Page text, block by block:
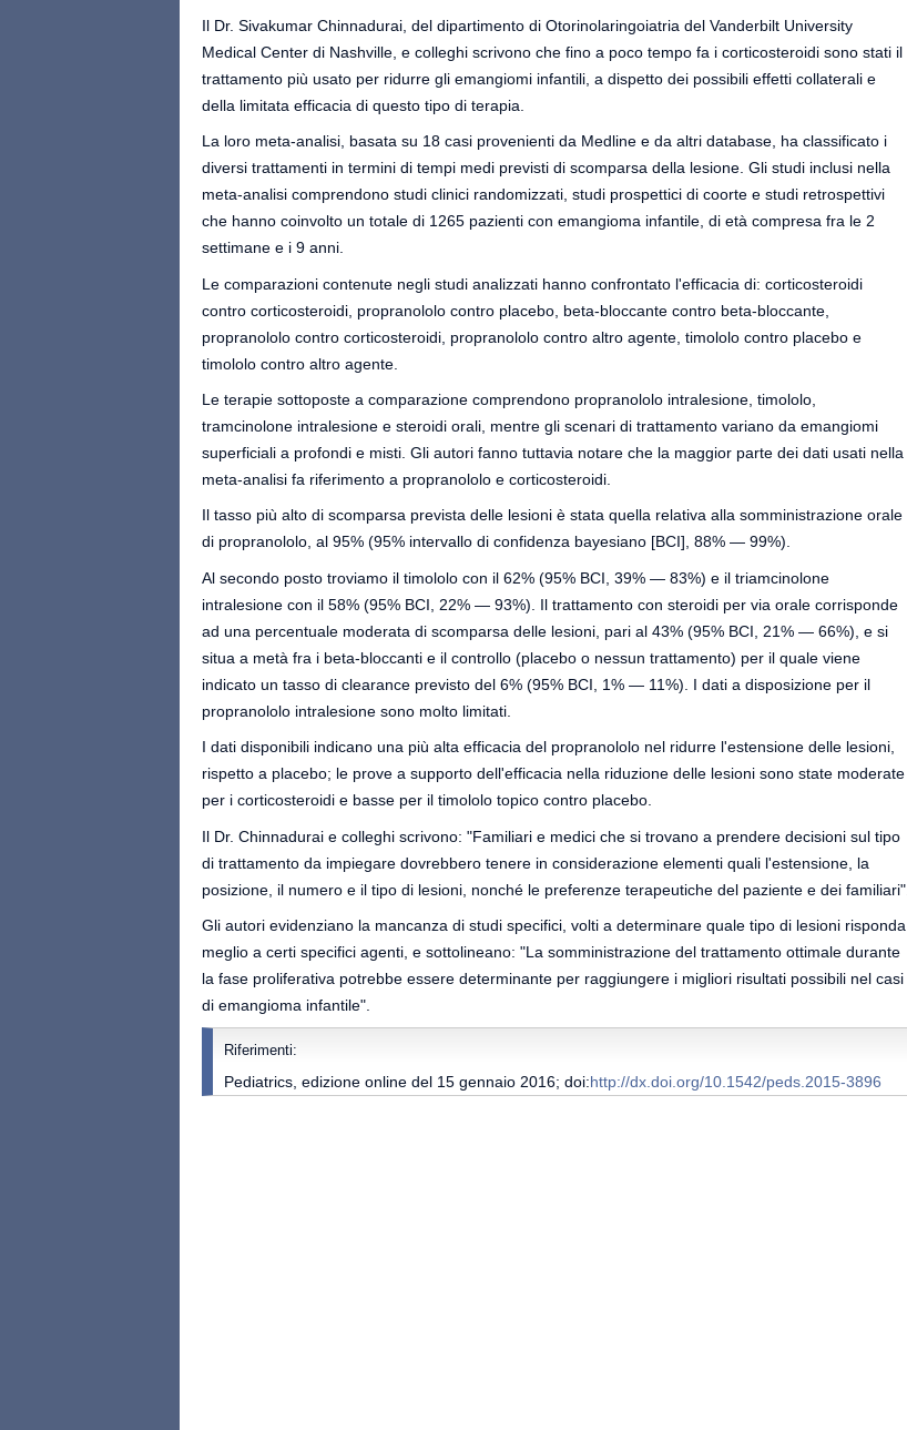
Il Dr. Sivakumar Chinnadurai, del dipartimento di Otorinolaringoiatria del Vanderbilt University
Medical Center di Nashville, e colleghi scrivono che fino a poco tempo fa i corticosteroidi sono stati il
trattamento più usato per ridurre gli emangiomi infantili, a dispetto dei possibili effetti collaterali e
della limitata efficacia di questo tipo di terapia.
La loro meta-analisi, basata su 18 casi provenienti da Medline e da altri database, ha classificato i
diversi trattamenti in termini di tempi medi previsti di scomparsa della lesione. Gli studi inclusi nella
meta-analisi comprendono studi clinici randomizzati, studi prospettici di coorte e studi retrospettivi
che hanno coinvolto un totale di 1265 pazienti con emangioma infantile, di età compresa fra le 2
settimane e i 9 anni.
Le comparazioni contenute negli studi analizzati hanno confrontato l'efficacia di: corticosteroidi
contro corticosteroidi, propranololo contro placebo, beta-bloccante contro beta-bloccante,
propranololo contro corticosteroidi, propranololo contro altro agente, timololo contro placebo e
timololo contro altro agente.
Le terapie sottoposte a comparazione comprendono propranololo intralesione, timololo,
tramcinolone intralesione e steroidi orali, mentre gli scenari di trattamento variano da emangiomi
superficiali a profondi e misti. Gli autori fanno tuttavia notare che la maggior parte dei dati usati nella
meta-analisi fa riferimento a propranololo e corticosteroidi.
Il tasso più alto di scomparsa prevista delle lesioni è stata quella relativa alla somministrazione orale
di propranololo, al 95% (95% intervallo di confidenza bayesiano [BCI], 88% — 99%).
Al secondo posto troviamo il timololo con il 62% (95% BCI, 39% — 83%) e il triamcinolone
intralesione con il 58% (95% BCI, 22% — 93%). Il trattamento con steroidi per via orale corrisponde
ad una percentuale moderata di scomparsa delle lesioni, pari al 43% (95% BCI, 21% — 66%), e si
situa a metà fra i beta-bloccanti e il controllo (placebo o nessun trattamento) per il quale viene
indicato un tasso di clearance previsto del 6% (95% BCI, 1% — 11%). I dati a disposizione per il
propranololo intralesione sono molto limitati.
I dati disponibili indicano una più alta efficacia del propranololo nel ridurre l'estensione delle lesioni,
rispetto a placebo; le prove a supporto dell'efficacia nella riduzione delle lesioni sono state moderate
per i corticosteroidi e basse per il timololo topico contro placebo.
Il Dr. Chinnadurai e colleghi scrivono: "Familiari e medici che si trovano a prendere decisioni sul tipo
di trattamento da impiegare dovrebbero tenere in considerazione elementi quali l'estensione, la
posizione, il numero e il tipo di lesioni, nonché le preferenze terapeutiche del paziente e dei familiari".
Gli autori evidenziano la mancanza di studi specifici, volti a determinare quale tipo di lesioni risponda
meglio a certi specifici agenti, e sottolineano: "La somministrazione del trattamento ottimale durante
la fase proliferativa potrebbe essere determinante per raggiungere i migliori risultati possibili nel casi
di emangioma infantile".
Riferimenti:
Pediatrics, edizione online del 15 gennaio 2016; doi:http://dx.doi.org/10.1542/peds.2015-3896